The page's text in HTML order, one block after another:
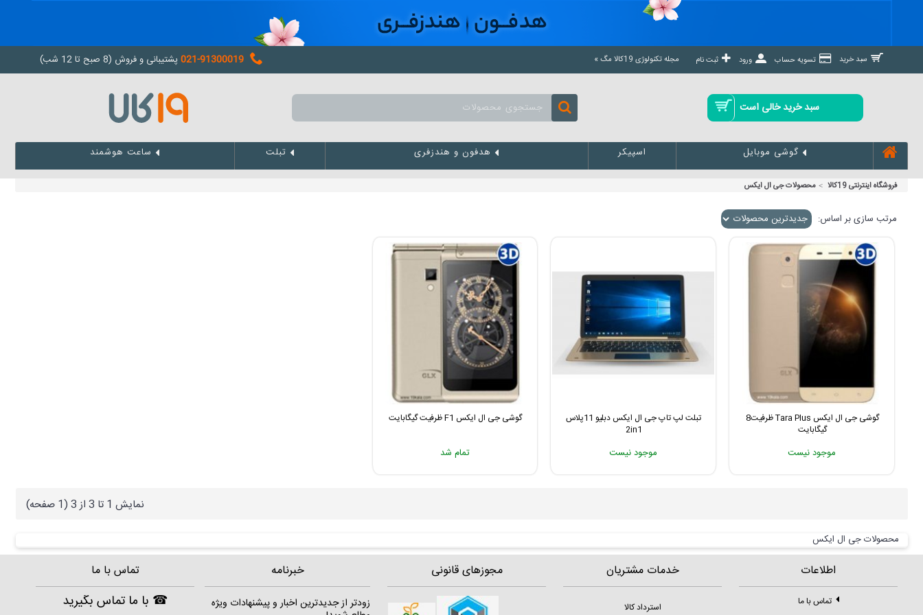
سبد خرید تسویه حساب ورود ثبت نام مجله تکنولوژی 19کالا مگ » پشتیبانی و فروش (8 صبح تا 12 شب)
سبد خرید خالی است
گوشی موبایل اسپیکر هدفون و هندزفری تبلت ساعت هوشمند
فروشگاه اینترنتی 19کالا محصولات جی ال ایکس
مرتب سازی بر اساس:
گوشی جی ال ایکس Tara Plus ظرفیت8
گیگابایت
موجود نیست
تبلت لپ تاپ جی ال ایکس دبلیو 11پلاس
2in1
موجود نیست
گوشی جی ال ایکس F1 ظرفیت گیگابایت
تمام شد
نمايش 1 تا 3 از 3 (1 صفحه)
محصولات جی ال ایکس
اطلاعات
تماس با ما
خدمات مشتریان
استرداد کالا
مجوزهای قانونی خبرنامه
زودتر از جدیدترین اخبار و پیشنهادات ویژه
تماس با ما
☎ با ما تماس بگیرید